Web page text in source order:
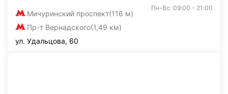
Мичуринский проспект(116 м)
Пр-т Вернадского(1,49 км)
Пн-Вс: 09:00 - 21:00
ул. Удальцова, 60